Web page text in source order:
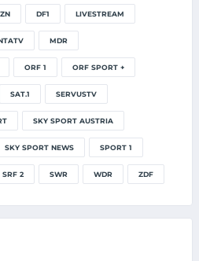
DF1 LIVESTREAM
MDR
ORF 1 ORF SPORT +
SAT.1 SERVUSTV
SKY SPORT AUSTRIA
SKY SPORT NEWS SPORT 1
SRF 2 SWR WDR ZDF